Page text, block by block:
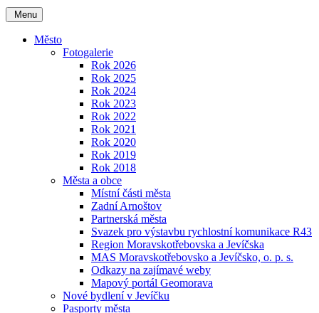
Menu
Město
Fotogalerie
Rok 2026
Rok 2025
Rok 2024
Rok 2023
Rok 2022
Rok 2021
Rok 2020
Rok 2019
Rok 2018
Města a obce
Místní části města
Zadní Arnoštov
Partnerská města
Svazek pro výstavbu rychlostní komunikace R43
Region Moravskotřebovska a Jevíčska
MAS Moravskotřebovsko a Jevíčsko, o. p. s.
Odkazy na zajímavé weby
Mapový portál Geomorava
Nové bydlení v Jevíčku
Pasporty města